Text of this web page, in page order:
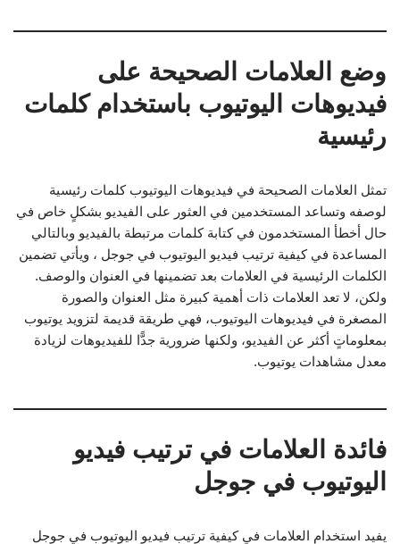
وضع العلامات الصحيحة على
فيديوهات اليوتيوب باستخدام كلمات
رئيسية
تمثل العلامات الصحيحة في فيديوهات اليوتيوب كلمات رئيسية
لوصفه وتساعد المستخدمين في العثور على الفيديو بشكلٍ خاص في
حال أخطأ المستخدمون في كتابة كلمات مرتبطة بالفيديو وبالتالي
المساعدة في كيفية ترتيب فيديو اليوتيوب في جوجل ، ويأتي تضمين
الكلمات الرئيسية في العلامات بعد تضمينها في العنوان والوصف.
ولكن، لا تعد العلامات ذات أهمية كبيرة مثل العنوان والصورة
المصغرة في فيديوهات اليوتيوب، فهي طريقة قديمة لتزويد يوتيوب
بمعلوماتٍ أكثر عن الفيديو، ولكنها ضرورية جدًّا للفيديوهات لزيادة
معدل مشاهدات يوتيوب.
فائدة العلامات في ترتيب فيديو
اليوتيوب في جوجل
يفيد استخدام العلامات في كيفية ترتيب فيديو اليوتيوب في جوجل